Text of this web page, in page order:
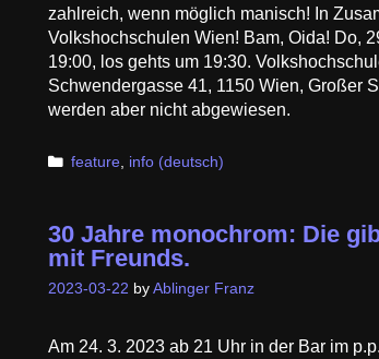
zahlreich, wenn möglich manisch! In
Volkshochschulen Wien! Bam, Oida! Do,
19:00, los gehts um 19:30.
Schwendergasse 41, 1150 Wien, Großer
werden aber nicht abgewiesen.
Categories
feature, info (deutsch)
30 Jahre monochrom: Die
mit Freunds.
2023-03-22 by Ablinger Franz
Am 24. 3. 2023 ab 21 Uhr in der Bar im